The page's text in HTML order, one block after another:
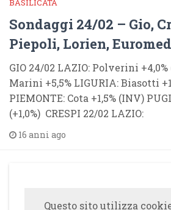
BASILICATA
Sondaggi 24/02 – Gio,
Piepoli, Lorien,
GIO 24/02 LAZIO: Polverini +4,0%
Marini +5,5% LIGURIA: Biasotti
PIEMONTE: Cota +1,5% (INV)
(+1,0%) CRESPI 22/02 LAZIO:
16 anni ago
Questo sito utilizza